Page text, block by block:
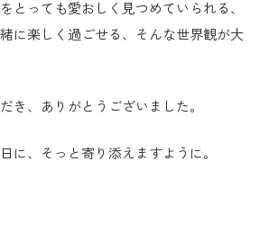
とっても愛おしく見つめていられる、
に楽しく過ごせる、そんな世界観が大
き、ありがとうございました。
に、そっと寄り添えますように。